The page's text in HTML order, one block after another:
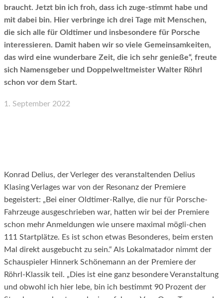
braucht. Jetzt bin ich froh, dass ich zuge-stimmt habe und
mit dabei bin. Hier verbringe ich drei Tage mit Menschen,
die sich alle für Oldtimer und insbesondere für Porsche
interessieren. Damit haben wir so viele Gemeinsamkeiten,
das wird eine wunderbare Zeit, die ich sehr genieße“, freute
sich Namensgeber und Doppelweltmeister Walter Röhrl
schon vor dem Start.
1. September 2022
Konrad Delius, der Verleger des veranstaltenden Delius
Klasing Verlages war von der Resonanz der Premiere
begeistert: „Bei einer Oldtimer-Rallye, die nur für Porsche-
Fahrzeuge ausgeschrieben war, hatten wir bei der Premiere
schon mehr Anmeldungen wie unsere maximal mögli-chen
111 Startplätze. Es ist schon etwas Besonderes, beim ersten
Mal direkt ausgebucht zu sein.“ Als Lokalmatador nimmt der
Schauspieler Hinnerk Schönemann an der Premiere der
Röhrl-Klassik teil. „Dies ist eine ganz besondere Veranstaltung
und obwohl ich hier lebe, bin ich bestimmt 90 Prozent der